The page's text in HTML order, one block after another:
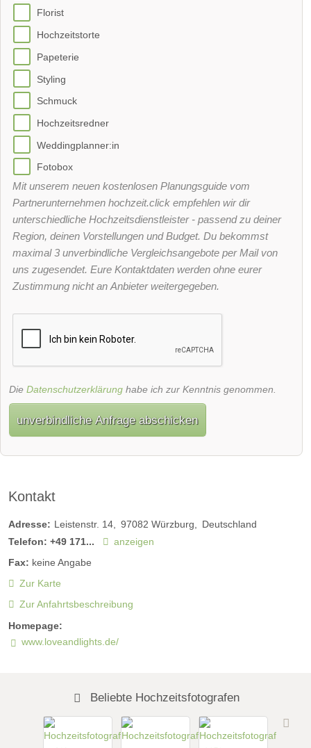
Florist
Hochzeitstorte
Papeterie
Styling
Schmuck
Hochzeitsredner
Weddingplanner:in
Fotobox
Mit unserem neuen kostenlosen Planungsguide vom
Partnerunternehmen hochzeit.click empfehlen wir dir
unterschiedliche Hochzeitsdienstleister - passend zu deiner
Region, deinen Vorstellungen und Budget. Du bekommst
maximal 3 unverbindliche Vergleichsangebote per Mail von
uns zugesendet. Eure Kontaktdaten werden ohne eurer
Zustimmung nicht an Anbieter weitergegeben.
Die Datenschutzerklärung habe ich zur Kenntnis genommen.
unverbindliche Anfrage abschicken
Kontakt
Adresse: Leistenstr. 14 97082 Würzburg
Deutschland
Telefon: +49 171...
anzeigen
Fax: keine Angabe
Zur Karte
Zur Anfahrtsbeschreibung
Homepage:
www.loveandlights.de/
Beliebte Hochzeitsfotografen